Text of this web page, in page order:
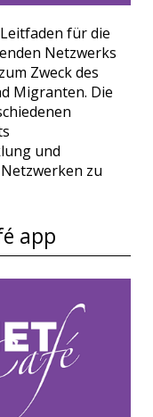
für die
Netzwerks
Zweck des
Migranten. Die
und
zu
app